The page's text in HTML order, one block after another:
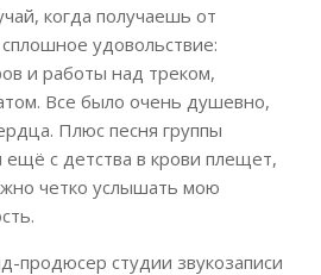
когда получаешь от
удовольствие:
и работы над треком,
Все было очень душевно,
Плюс песня группы
с детства в крови плещет,
четко услышать мою
продюсер студии звукозаписи